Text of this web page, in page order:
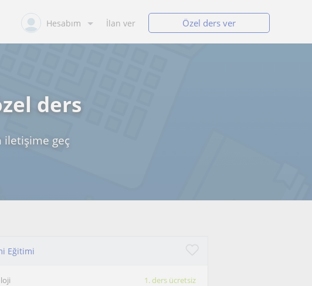
Hesabım İlan ver Özel ders ver
ders
geç
Eğitimi
1. ders ücretsiz